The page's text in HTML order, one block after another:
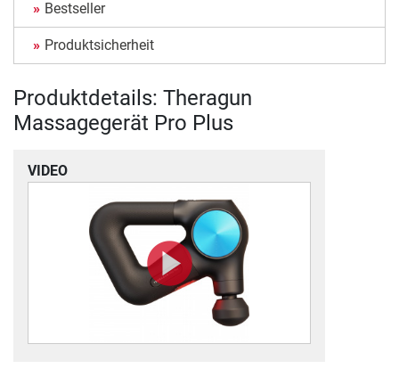
Bestseller
Produktsicherheit
Produktdetails: Theragun
Massagegerät Pro Plus
VIDEO